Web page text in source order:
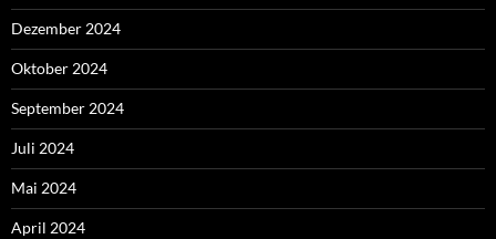
Dezember 2024
Oktober 2024
September 2024
Juli 2024
Mai 2024
April 2024